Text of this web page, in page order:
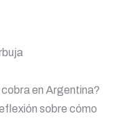
en Argentina?
sobre cómo